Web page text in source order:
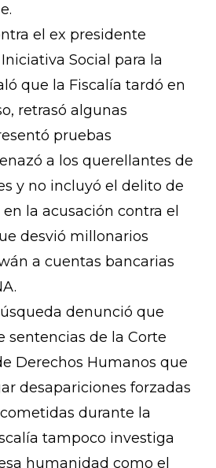
el ex presidente
Social para la
que la Fiscalía tardó en
retrasó algunas
pruebas
a los querellantes de
y no incluyó el delito de
la acusación contra el
desvió millonarios
a cuentas bancarias
denunció que
sentencias de la Corte
Derechos Humanos que
desapariciones forzadas
durante la
tampoco investiga
humanidad como el